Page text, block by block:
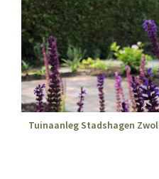
Tuinaanleg Stadshagen